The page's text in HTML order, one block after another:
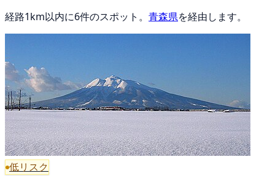
経路1km以内に6件のスポット。 青森県を経由します。
低リスク